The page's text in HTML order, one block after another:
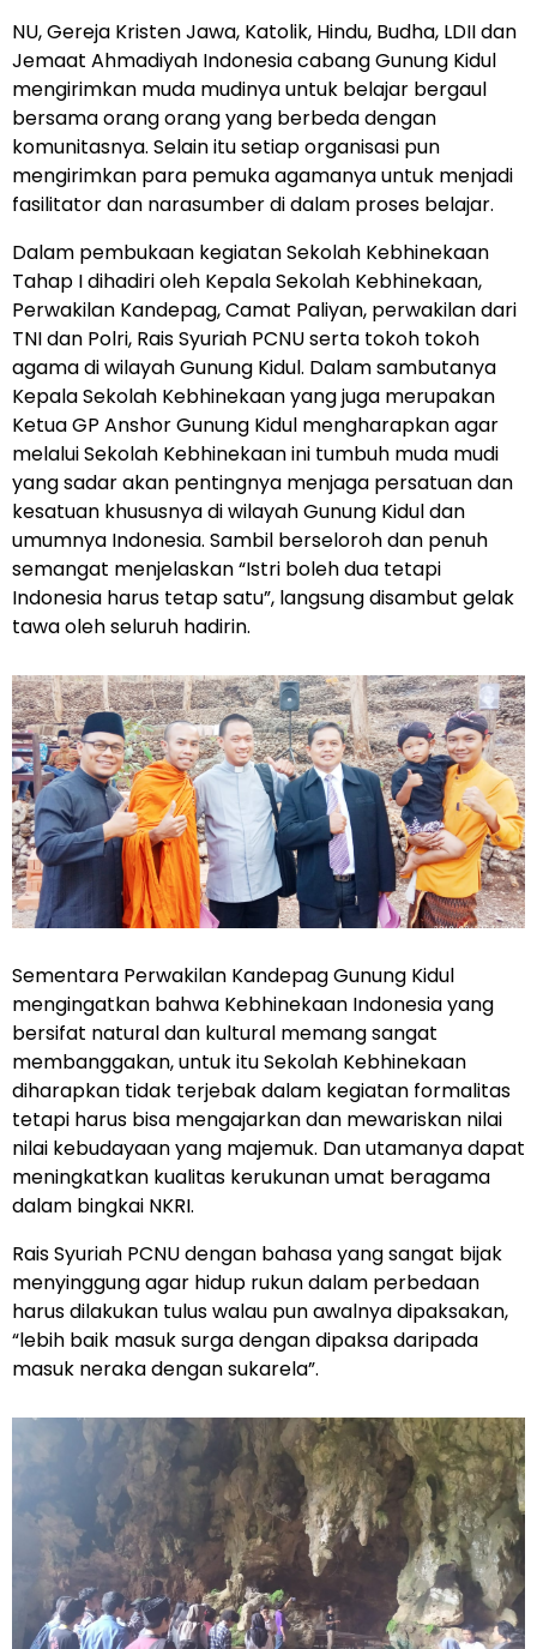
NU, Gereja Kristen Jawa, Katolik, Hindu, Budha, LDII dan
Jemaat Ahmadiyah Indonesia cabang Gunung Kidul
mengirimkan muda mudinya untuk belajar bergaul
bersama orang orang yang berbeda dengan
komunitasnya. Selain itu setiap organisasi pun
mengirimkan para pemuka agamanya untuk menjadi
fasilitator dan narasumber di dalam proses belajar.
Dalam pembukaan kegiatan Sekolah Kebhinekaan
Tahap I dihadiri oleh Kepala Sekolah Kebhinekaan,
Perwakilan Kandepag, Camat Paliyan, perwakilan dari
TNI dan Polri, Rais Syuriah PCNU serta tokoh tokoh
agama di wilayah Gunung Kidul. Dalam sambutanya
Kepala Sekolah Kebhinekaan yang juga merupakan
Ketua GP Anshor Gunung Kidul mengharapkan agar
melalui Sekolah Kebhinekaan ini tumbuh muda mudi
yang sadar akan pentingnya menjaga persatuan dan
kesatuan khususnya di wilayah Gunung Kidul dan
umumnya Indonesia. Sambil berseloroh dan penuh
semangat menjelaskan “Istri boleh dua tetapi
Indonesia harus tetap satu”, langsung disambut gelak
tawa oleh seluruh hadirin.
Sementara Perwakilan Kandepag Gunung Kidul
mengingatkan bahwa Kebhinekaan Indonesia yang
bersifat natural dan kultural memang sangat
membanggakan, untuk itu Sekolah Kebhinekaan
diharapkan tidak terjebak dalam kegiatan formalitas
tetapi harus bisa mengajarkan dan mewariskan nilai
nilai kebudayaan yang majemuk. Dan utamanya dapat
meningkatkan kualitas kerukunan umat beragama
dalam bingkai NKRI.
Rais Syuriah PCNU dengan bahasa yang sangat bijak
menyinggung agar hidup rukun dalam perbedaan
harus dilakukan tulus walau pun awalnya dipaksakan,
“lebih baik masuk surga dengan dipaksa daripada
masuk neraka dengan sukarela”.